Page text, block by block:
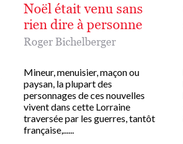
Noël était venu sans
rien dire à personne
Roger Bichelberger
Mineur, menuisier, maçon ou
paysan, la plupart des
personnages de ces nouvelles
vivent dans cette Lorraine
traversée par les guerres, tantôt
française,......